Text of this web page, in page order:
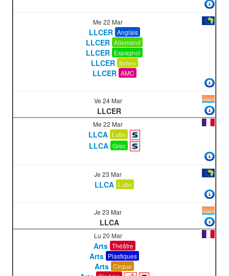
Me 22 Mar
LLCER Anglais
LLCER Allemand
LLCER Espagnol
LLCER Italien
LLCER AMC
Ve 24 Mar
LLCER
Me 22 Mar
LLCA Latin
LLCA Grec
Je 23 Mar
LLCA Latin
Je 23 Mar
LLCA
Lu 20 Mar
Arts Théâtre
Arts Plastiques
Arts Cirque